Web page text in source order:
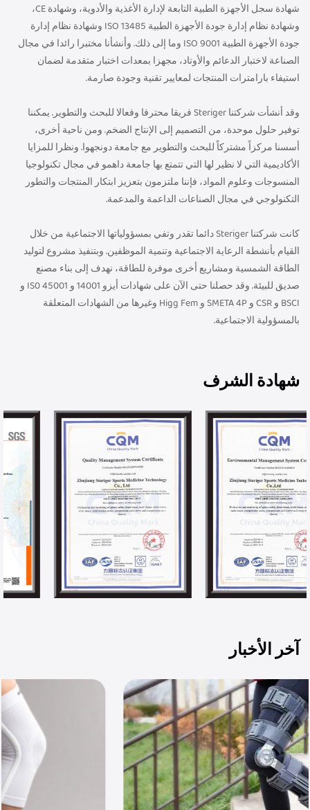
شهادة سجل الأجهزة الطبية التابعة لإدارة الأغذية والأدوية، وشهادة CE،
وشهادة نظام إدارة جودة الأجهزة الطبية ISO 13485 وشهادة نظام إدارة
جودة الأجهزة الطبية ISO 9001 وما إلى ذلك. وأنشأنا مختبرا رائدا في مجال
الصناعة لاختبار الدعائم والأوتاد، مجهزا بمعدات اختبار متقدمة لضمان
استيفاء بارامترات المنتجات لمعايير تقنية وجودة صارمة.
وقد أنشأت شركتنا Steriger فريقا محترفا وفعالا للبحث والتطوير. يمكننا
توفير حلول موحدة، من التصميم إلى الإنتاج الضخم. ومن ناحية أخرى،
أسسنا مركزاً مشتركاً للبحث والتطوير مع جامعة دونجهوا. ونظرا للمزايا
الأكاديمية التي لا نظير لها التي تتمتع بها جامعة داهمو في مجال تكنولوجيا
المنسوجات وعلوم المواد، فإننا ملتزمون بتعزيز ابتكار المنتجات والتطور
التكنولوجي في مجال الصناعات الداعمة والمدعمة.
كانت شركتنا Steriger دائما تقدر وتفي بمسؤولياتها الاجتماعية من خلال
القيام بأنشطة الرعاية الاجتماعية وتنمية الموظفين. وبتنفيذ مشروع لتوليد
الطاقة الشمسية ومشاريع أخرى موفرة للطاقة، نهدف إلى بناء مصنع
صديق للبيئة. وقد حصلنا حتى الآن على شهادات أيزو 14001 و IS0 45001 و
BSCI و CSR و SMETA 4P و Higg Fem وغيرها من الشهادات المتعلقة
بالمسؤولية الاجتماعية.
شهادة الشرف
آخر الأخبار